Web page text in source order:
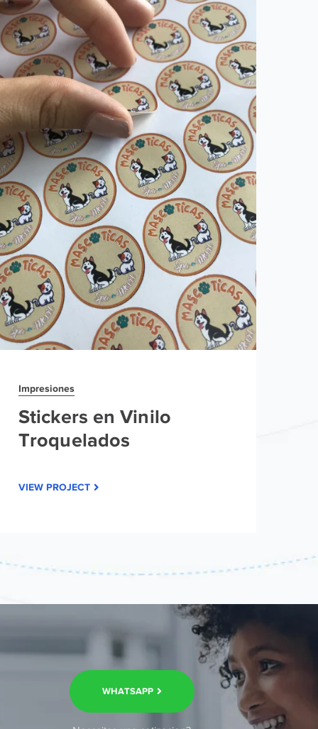
Impresiones
Stickers en Vinilo
Troquelados
VIEW PROJECT
WHATSAPP